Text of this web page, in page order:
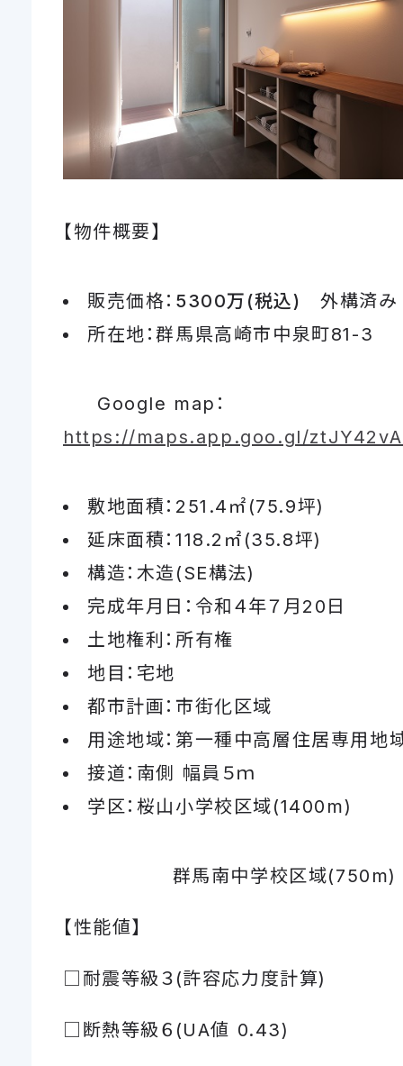
【物件概要】
販売価格： 5300万(税込) 外構済み
所在地：群馬県高崎市中泉町81-3
Google map：
https://maps.app.goo.gl/
敷地面積：251.4㎡(75.9坪)
延床面積：118.2㎡(35.8坪)
構造：木造(SE構法)
完成年月日：令和４年７月20日
土地権利：所有権
地目：宅地
都市計画：市街化区域
用途地域：第一種中高層住居専用地
接道：南側 幅員５ｍ
学区：桜山小学校区域(1400m)
群馬南中学校区域(750m)
【性能値】
□耐震等級３(許容応力度計算)
□断熱等級６(UA値 0.43)